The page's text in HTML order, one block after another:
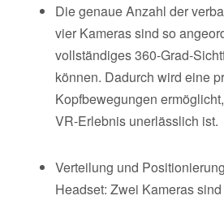
Die genaue Anzahl der
vier Kameras sind so
vollständiges 360-Grad-
können. Dadurch wird eine
Kopfbewegungen
VR-Erlebnis unerlässlich ist.
Verteilung und
Headset: Zwei Kameras